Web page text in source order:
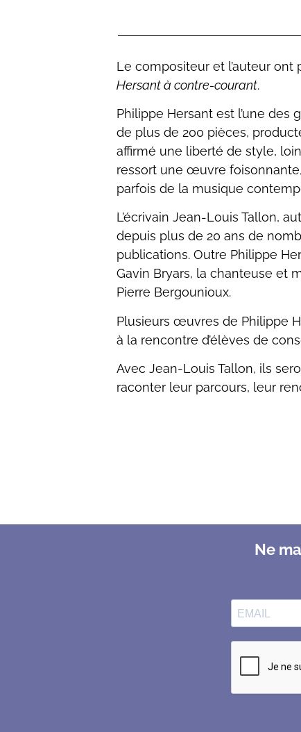
Le compositeur et l’auteur ont
Hersant à contre-courant.
Philippe Hersant est l’une des
de plus de 200 pièces,
affirmé une liberté de style,
ressort une œuvre
parfois de la musique
L’écrivain Jean-Louis Tallon,
depuis plus de 20 ans de
publications. Outre Philippe
Gavin Bryars, la chanteuse et
Pierre Bergounioux.
Plusieurs œuvres de Philippe
à la rencontre d’élèves de
Avec Jean-Louis Tallon, ils
raconter leur parcours, leur
Ne